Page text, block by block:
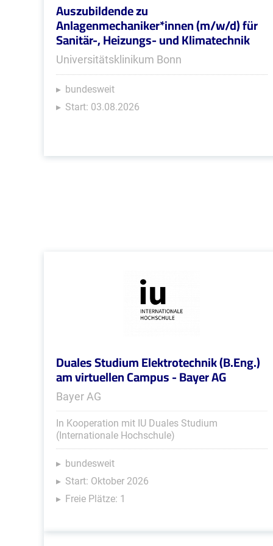
Auszubildende zu
Anlagenmechaniker*innen (m/w/d) für
Sanitär-, Heizungs- und Klimatechnik
Universitätsklinikum Bonn
bundesweit
Start: 03.08.2026
Duales Studium Elektrotechnik (B.Eng.)
am virtuellen Campus - Bayer AG
Bayer AG
In Kooperation mit IU Duales Studium
(Internationale Hochschule)
bundesweit
Start: Oktober 2026
Freie Plätze: 1